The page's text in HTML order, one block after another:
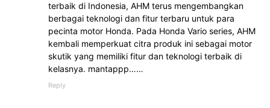
terbaik di Indonesia, AHM terus mengembangkan
berbagai teknologi dan fitur terbaru untuk para
pecinta motor Honda. Pada Honda Vario series, AHM
kembali memperkuat citra produk ini sebagai motor
skutik yang memiliki fitur dan teknologi terbaik di
kelasnya. mantappp……
Reply